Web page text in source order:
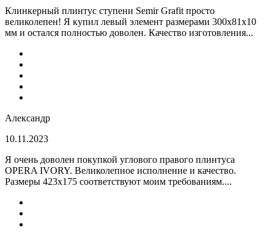
Клинкерный плинтус ступени Semir Grafit просто
великолепен! Я купил левый элемент размерами 300х81х10
мм и остался полностью доволен. Качество изготовления...
Александр
10.11.2023
Я очень доволен покупкой углового правого плинтуса
OPERA IVORY. Великолепное исполнение и качество.
Размеры 423х175 соответствуют моим требованиям....